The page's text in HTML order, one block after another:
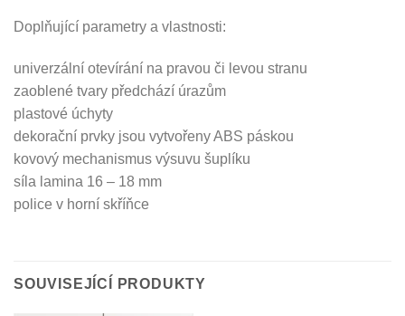
Doplňující parametry a vlastnosti:
univerzální otevírání na pravou či levou stranu
zaoblené tvary předchází úrazům
plastové úchyty
dekorační prvky jsou vytvořeny ABS páskou
kovový mechanismus výsuvu šuplíku
síla lamina 16 – 18 mm
police v horní skříňce
SOUVISEJÍCÍ PRODUKTY